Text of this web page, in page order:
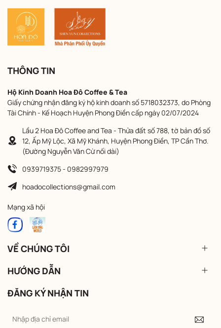
THÔNG TIN
Hộ Kinh Doanh Hoa Đô Coffee & Tea
Giấy chứng nhận đăng ký hộ kinh doanh số 5718032373, do Phòng
Tài Chính - Kế Hoạch Huyện Phong Điền cấp ngày 02/07/2024
Lầu 2 Hoa Đô Coffee and Tea - Thửa đất số 788, tờ bản đồ số
12, Ấp Mỹ Lộc, Xã Mỹ Khánh, Huyện Phong Điền, TP Cần Thơ.
(Đường Nguyễn Văn Cừ nối dài)
0939719375 - 0982997979
hoadocollections@gmail.com
Mạng xã hội
VỀ CHÚNG TÔI
HƯỚNG DẪN
ĐĂNG KÝ NHẬN TIN